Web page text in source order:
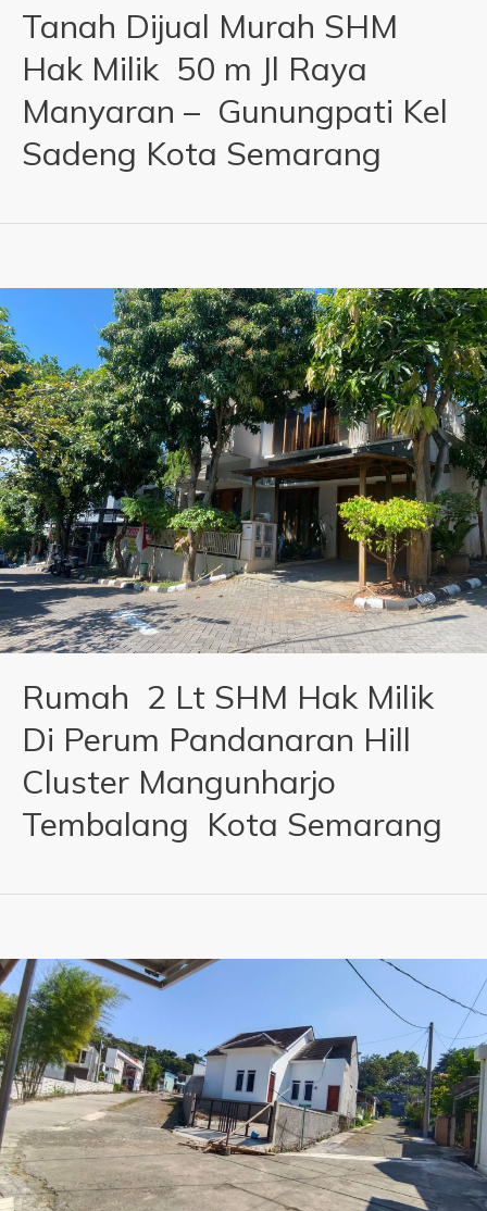
Tanah Dijual Murah SHM
Hak Milik 50 m Jl Raya
Manyaran – Gunungpati Kel
Sadeng Kota Semarang
Rumah 2 Lt SHM Hak Milik
Di Perum Pandanaran Hill
Cluster Mangunharjo
Tembalang Kota Semarang